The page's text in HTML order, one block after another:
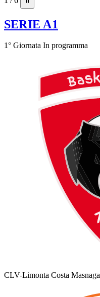
SERIE A1
1° Giornata In programma
CLV-Limonta Costa Masnaga